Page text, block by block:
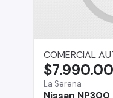
COMERCIAL
La Serena
Nissan NP300